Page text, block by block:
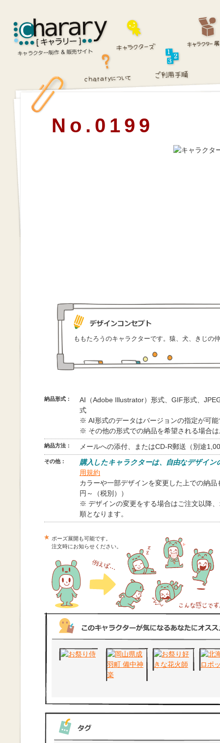
No.0199
ももたろうのキャラクターです。猿、犬、きじの
納品形式：
AI（Adobe Illustrator）形式、GIF形式、
式
※ AI形式のデータはバージョンの指定が可能
※ その他の形式での納品を希望される場合
納品方法： メールへの添付、またはCD-R郵送（別途
その他：
購入したキャラクターは、自由なデザイン
用規約
カラーや一部デザインを変更した上での納
円～（税別））
※ デザインの変更をする場合はご注文以降
順となります。
ポーズ展開も可能です。
注文時にお知らせください。